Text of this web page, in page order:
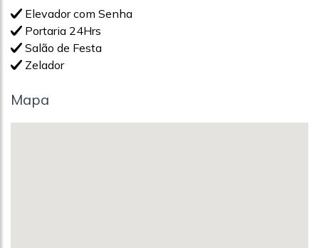
Elevador com Senha
Portaria 24Hrs
Salão de Festa
Zelador
Mapa